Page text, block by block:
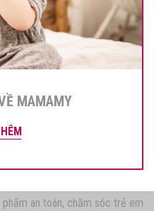
MAMAMY
an toàn, chăm sóc trẻ em